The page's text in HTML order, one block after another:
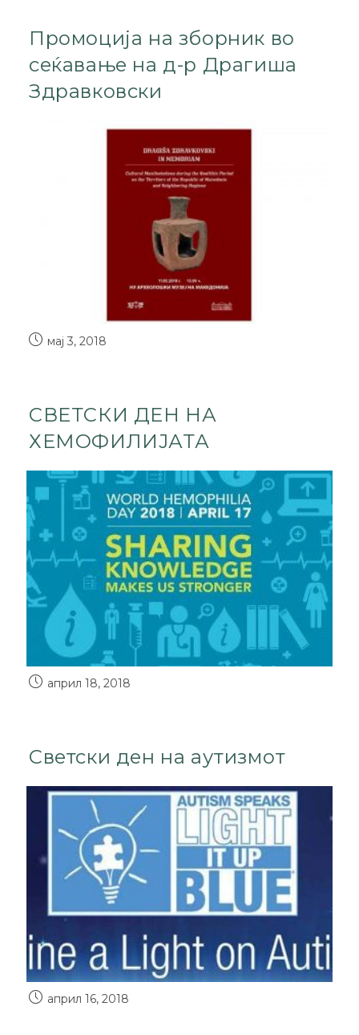
Промоција на зборник во
сеќавање на д-р Драгиша
Здравковски
мај 3, 2018
СВЕТСКИ ДЕН НА
ХЕМОФИЛИЈАТА
април 18, 2018
Светски ден на аутизмот
април 16, 2018